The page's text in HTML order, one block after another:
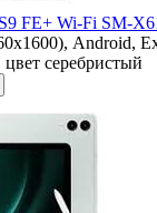
FE+ Wi-Fi SM-
Android,
серебристый